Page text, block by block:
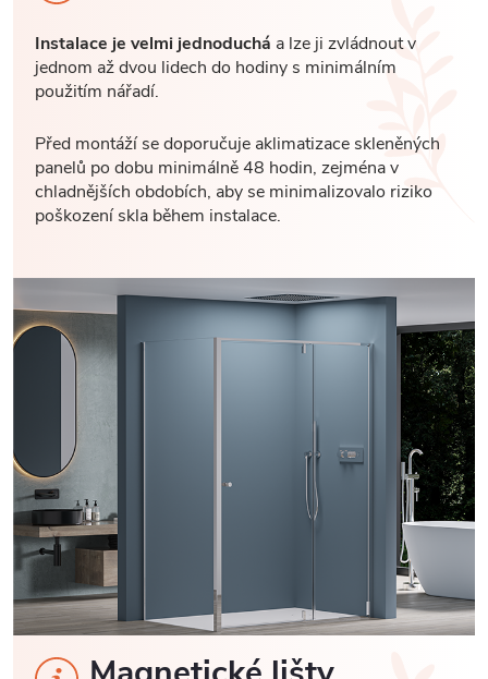
Instalace je velmi jednoduchá a lze ji zvládnout v
jednom až dvou lidech do hodiny s minimálním
použitím nářadí.
Před montáží se doporučuje aklimatizace skleněných
panelů po dobu minimálně 48 hodin, zejména v
chladnějších obdobích, aby se minimalizovalo riziko
poškození skla během instalace.